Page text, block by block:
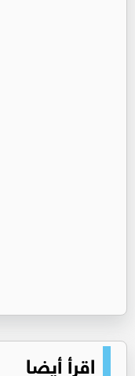
اقرأ أيضا